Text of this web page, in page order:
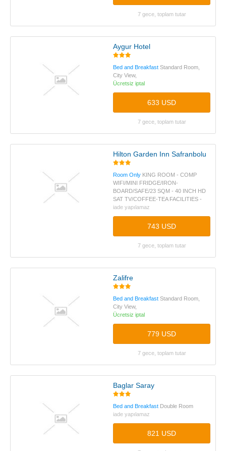
7 gece, toplam tutar
Aygur Hotel
Bed and Breakfast Standard Room,
City View,
Ücretsiz iptal
633 USD
7 gece, toplam tutar
Hilton Garden Inn Safranbolu
Room Only KING ROOM - COMP
WIFI/MINI FRIDGE/IRON-
BOARD/SAFE/23 SQM - 40 INCH HD
SAT TV/COFFEE-TEA FACILITIES -
iade yapılamaz
743 USD
7 gece, toplam tutar
Zalifre
Bed and Breakfast Standard Room,
City View,
Ücretsiz iptal
779 USD
7 gece, toplam tutar
Baglar Saray
Bed and Breakfast Double Room
iade yapılamaz
821 USD